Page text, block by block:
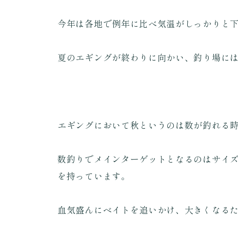
今年は各地で例年に比べ気温がしっかりと下
夏のエギングが終わりに向かい、釣り場に
エギングにおいて秋というのは数が釣れる
数釣りでメインターゲットとなるのはサイ
を持っています。
血気盛んにベイトを追いかけ、大きくなる